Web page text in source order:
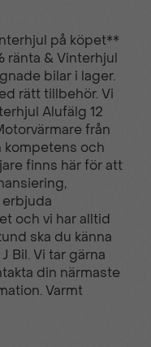
(handsfree)
fram
på köpet**
ränta & Vinterhjul
bilar i lager.
rätt tillbehör. Vi
Alufälg 12
från
kompetens och
finns här för att
erbjuda
och vi har alltid
ska du känna
Bil. Vi tar gärna
din närmaste
Varmt